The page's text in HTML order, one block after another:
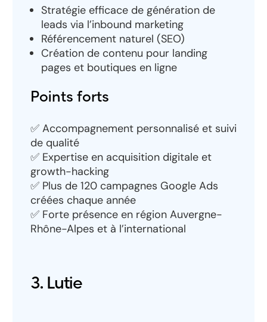
Stratégie efficace de génération de
leads via l’inbound marketing
Référencement naturel (SEO)
Création de contenu pour landing
pages et boutiques en ligne
Points forts
✅ Accompagnement personnalisé et suivi
de qualité
✅ Expertise en acquisition digitale et
growth-hacking
✅ Plus de 120 campagnes Google Ads
créées chaque année
✅ Forte présence en région Auvergne-
Rhône-Alpes et à l’international
3. Lutie